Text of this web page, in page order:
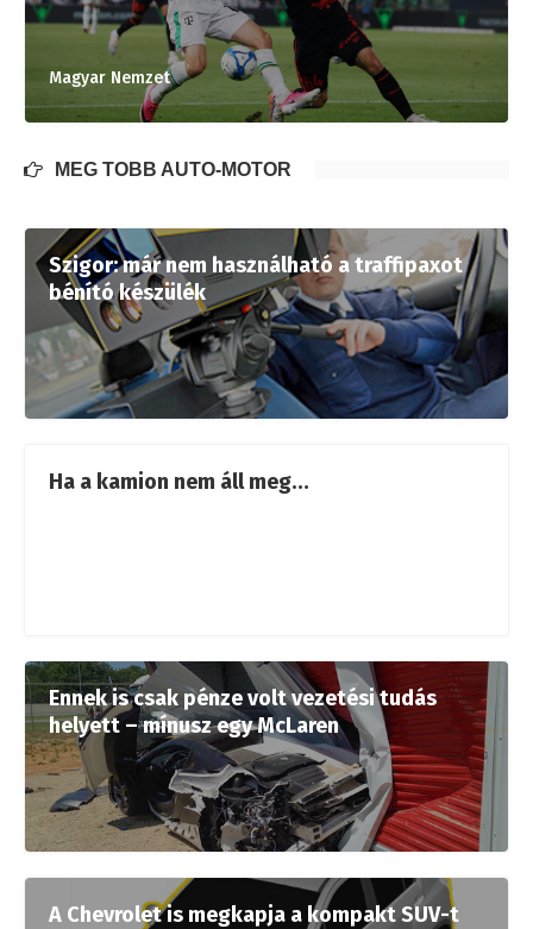
Magyar Nemzet
MÉG TÖBB AUTÓ-MOTOR
Szigor: már nem használható a traffipaxot
bénító készülék
Ha a kamion nem áll meg…
Ennek is csak pénze volt vezetési tudás
helyett – mínusz egy McLaren
A Chevrolet is megkapja a kompakt SUV-t